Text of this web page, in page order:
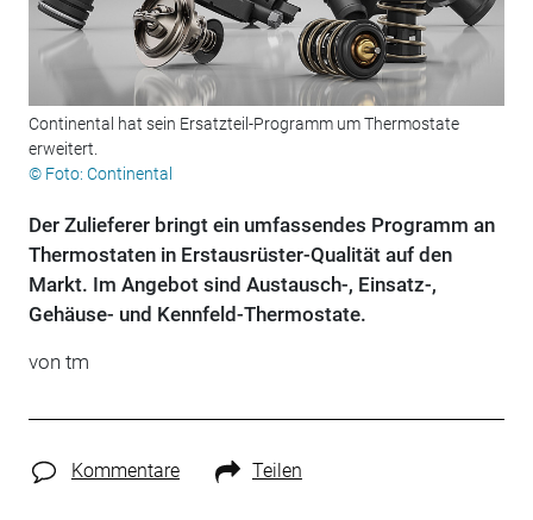
Continental hat sein Ersatzteil-Programm um Thermostate
erweitert.
© Foto: Continental
Der Zulieferer bringt ein umfassendes Programm an
Thermostaten in Erstausrüster-Qualität auf den
Markt. Im Angebot sind Austausch-, Einsatz-,
Gehäuse- und Kennfeld-Thermostate.
von tm
Kommentare Teilen